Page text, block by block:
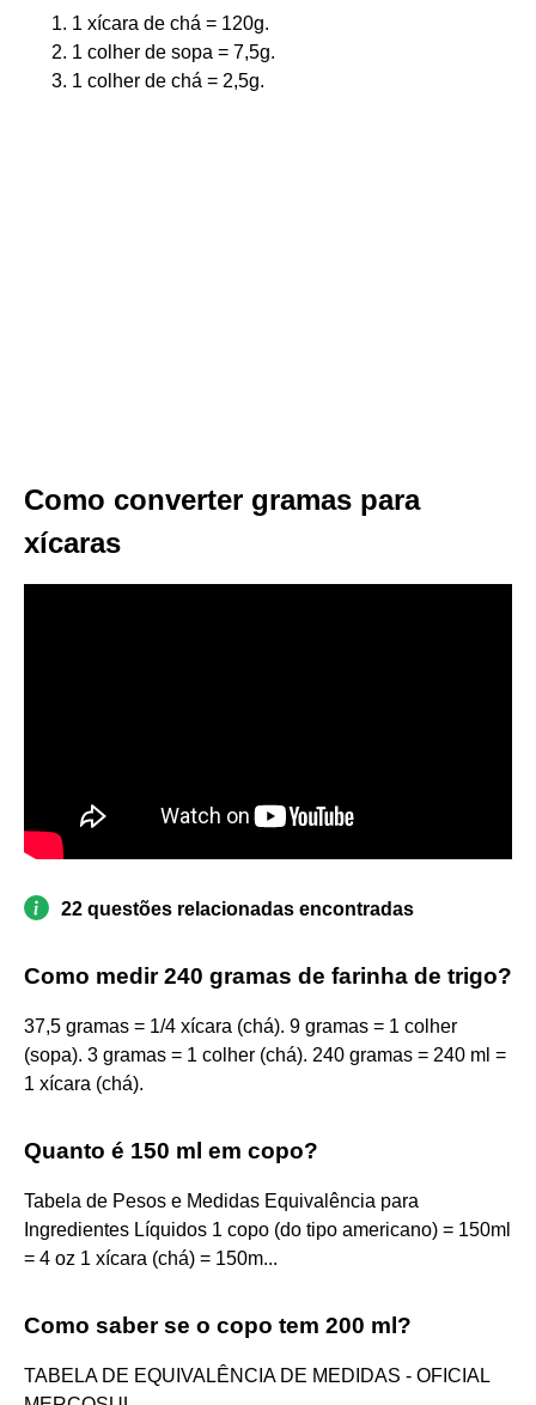
1 xícara de chá = 120g.
1 colher de sopa = 7,5g.
1 colher de chá = 2,5g.
Como converter gramas para
xícaras
22 questões relacionadas encontradas
Como medir 240 gramas de farinha de trigo?
37,5 gramas = 1/4 xícara (chá). 9 gramas = 1 colher
(sopa). 3 gramas = 1 colher (chá). 240 gramas = 240 ml =
1 xícara (chá).
Quanto é 150 ml em copo?
Tabela de Pesos e Medidas Equivalência para
Ingredientes Líquidos 1 copo (do tipo americano) = 150ml
= 4 oz 1 xícara (chá) = 150m...
Como saber se o copo tem 200 ml?
TABELA DE EQUIVALÊNCIA DE MEDIDAS - OFICIAL